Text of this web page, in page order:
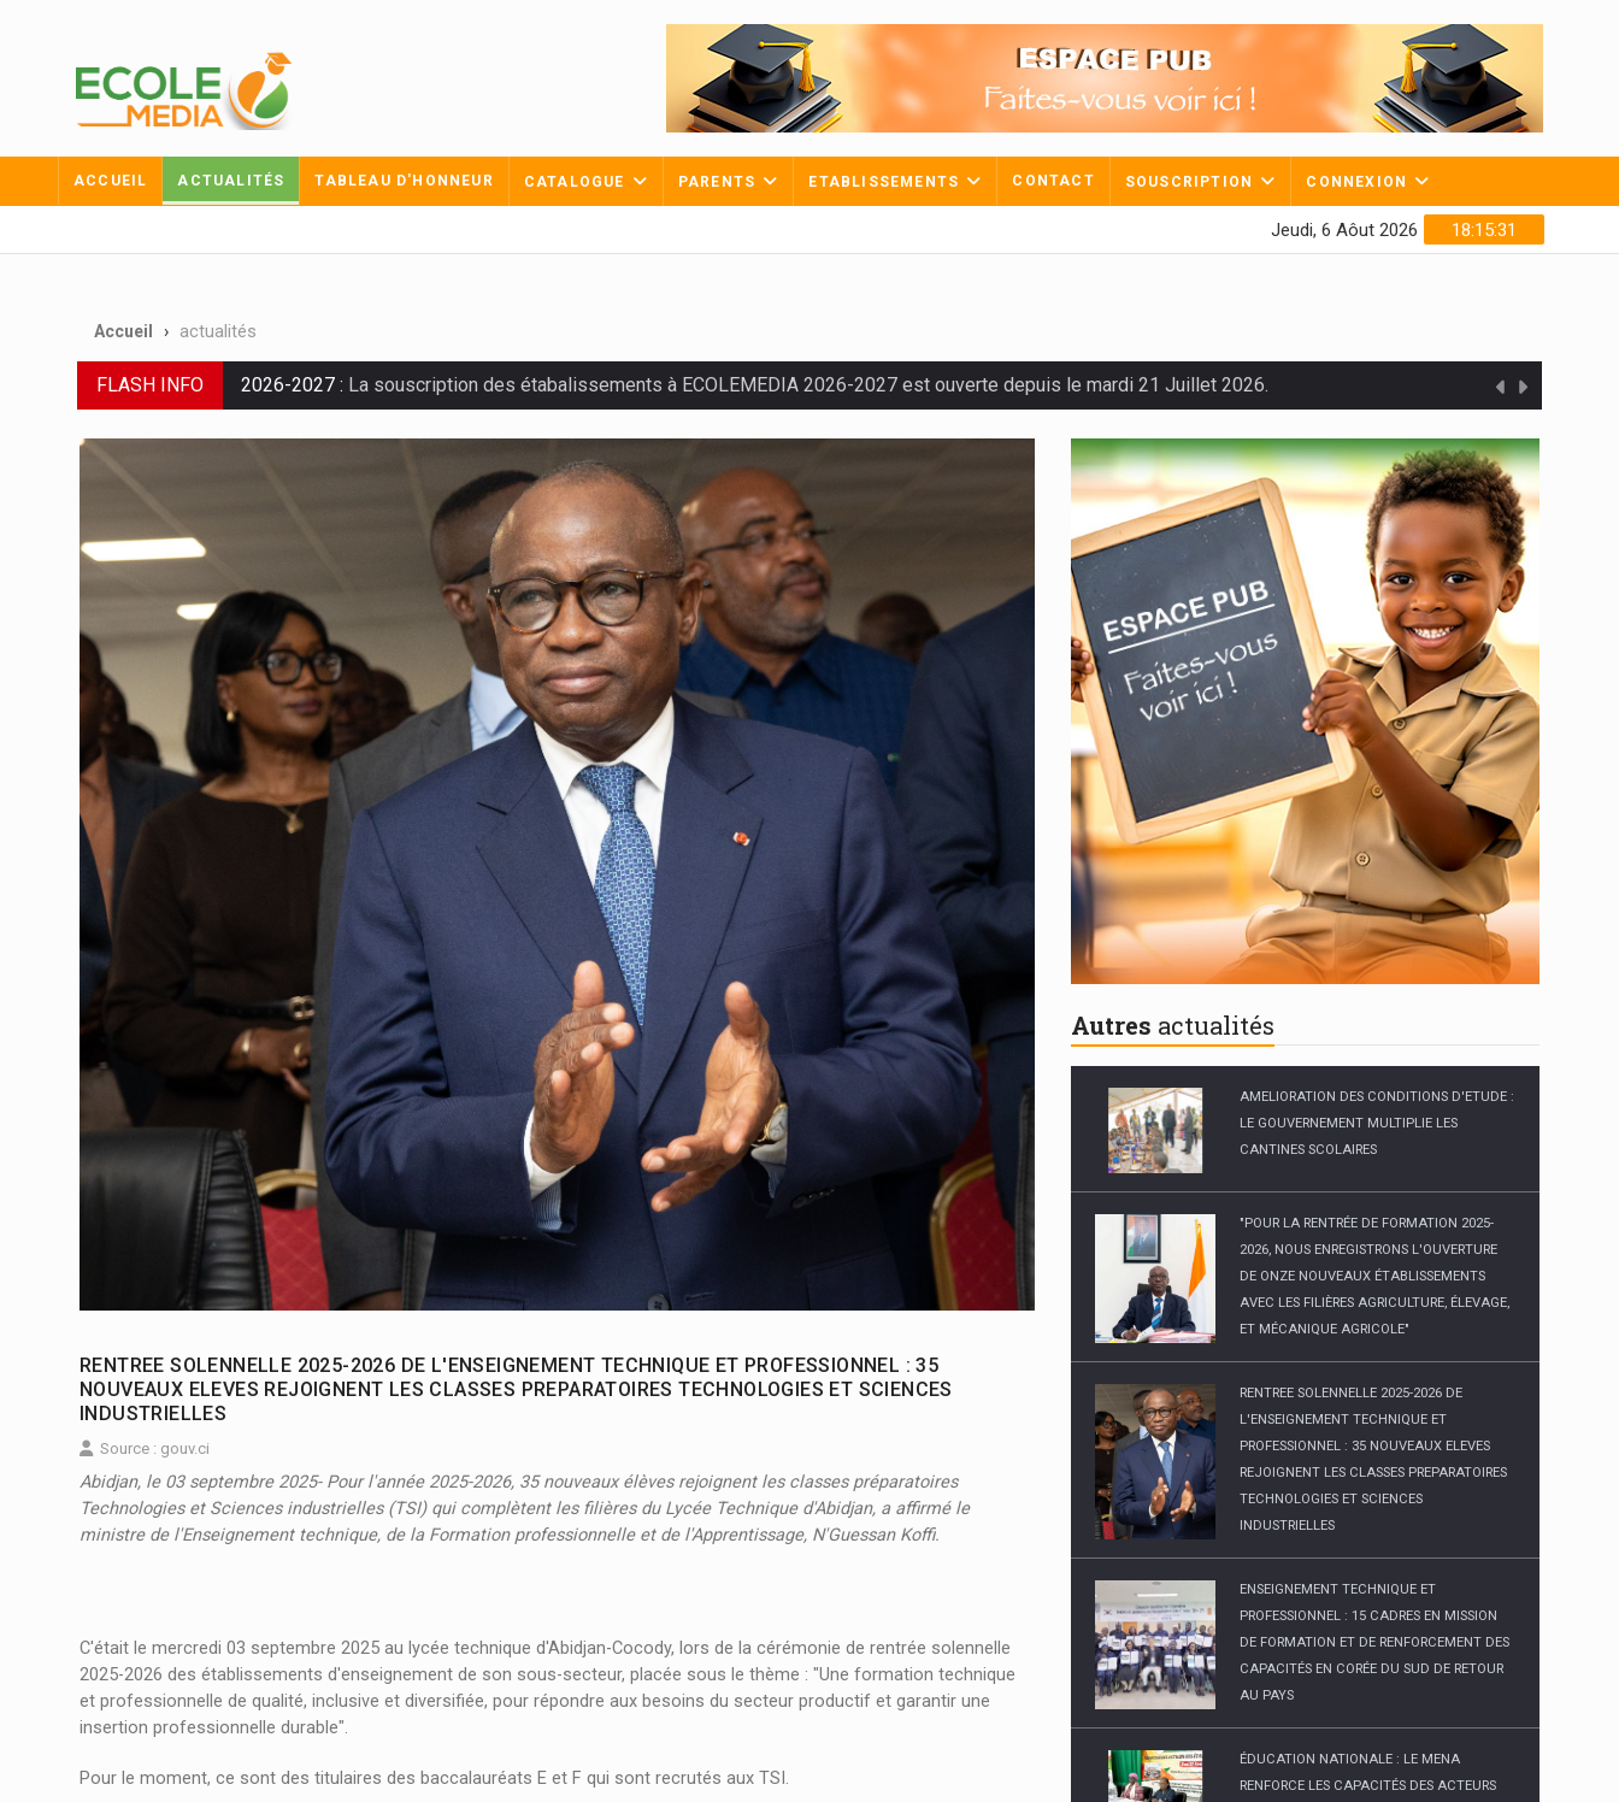
ACCUEIL ACTUALITÉS TABLEAU D'HONNEUR CATALOGUE PARENTS ETABLISSEMENTS CONTACT SOUSCRIPTION CONNEXION
18:15:32
Jeudi, 6 Aôut 2026
Accueil actualités
FLASH INFO 2026-2027 : La souscription des étabalissements à ECOLEMEDIA 2026-2027 est ouverte depuis le mardi 21 Juillet 2026.
RENTREE SOLENNELLE 2025-2026 DE L'ENSEIGNEMENT TECHNIQUE ET PROFESSIONNEL : 35
NOUVEAUX ELEVES REJOIGNENT LES CLASSES PREPARATOIRES TECHNOLOGIES ET SCIENCES
INDUSTRIELLES
Source : gouv.ci
Abidjan, le 03 septembre 2025- Pour l'année 2025-2026, 35 nouveaux élèves rejoignent les classes préparatoires
Technologies et Sciences industrielles (TSI) qui complètent les filières du Lycée Technique d'Abidjan, a affirmé le
ministre de l'Enseignement technique, de la Formation professionnelle et de l'Apprentissage, N'Guessan Koffi.
C'était le mercredi 03 septembre 2025 au lycée technique d'Abidjan-Cocody, lors de la cérémonie de rentrée solennelle
2025-2026 des établissements d'enseignement de son sous-secteur, placée sous le thème : "Une formation technique
et professionnelle de qualité, inclusive et diversifiée, pour répondre aux besoins du secteur productif et garantir une
insertion professionnelle durable".
Pour le moment, ce sont des titulaires des baccalauréats E et F qui sont recrutés aux TSI.
Autres actualités
AMELIORATION DES CONDITIONS D'ETUDE :
LE GOUVERNEMENT MULTIPLIE LES
CANTINES SCOLAIRES
"POUR LA RENTRÉE DE FORMATION 2025-
2026, NOUS ENREGISTRONS L'OUVERTURE
DE ONZE NOUVEAUX ÉTABLISSEMENTS
AVEC LES FILIÈRES AGRICULTURE, ÉLEVAGE,
ET MÉCANIQUE AGRICOLE"
RENTREE SOLENNELLE 2025-2026 DE
L'ENSEIGNEMENT TECHNIQUE ET
PROFESSIONNEL : 35 NOUVEAUX ELEVES
REJOIGNENT LES CLASSES PREPARATOIRES
TECHNOLOGIES ET SCIENCES
INDUSTRIELLES
ENSEIGNEMENT TECHNIQUE ET
PROFESSIONNEL : 15 CADRES EN MISSION
DE FORMATION ET DE RENFORCEMENT DES
CAPACITÉS EN CORÉE DU SUD DE RETOUR
AU PAYS
ÉDUCATION NATIONALE : LE MENA
RENFORCE LES CAPACITÉS DES ACTEURS